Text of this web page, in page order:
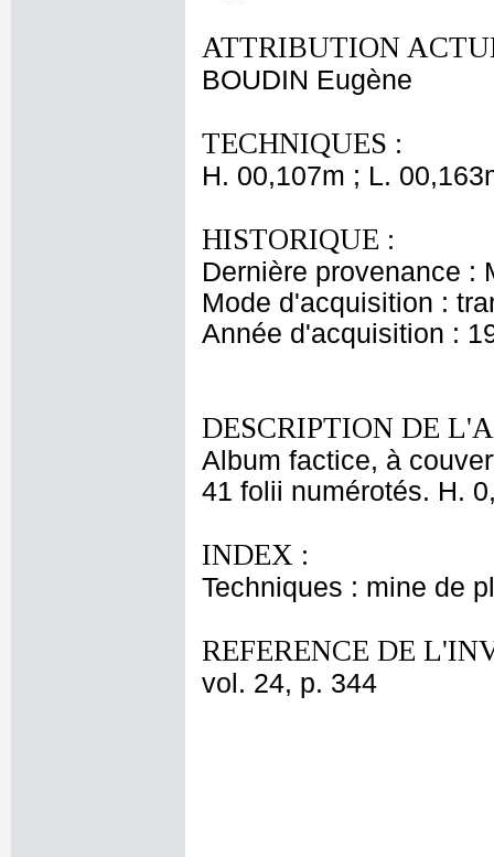
ATTRIBUTION
BOUDIN Eugène
TECHNIQUES :
H. 00,107m ; L.
HISTORIQUE :
Dernière provenance :
Mode d'acquisition :
Année d'acquisition :
DESCRIPTION DE
Album factice, à
41 folii numérotés. H.
INDEX :
Techniques : mine de
REFERENCE DE
vol. 24, p. 344